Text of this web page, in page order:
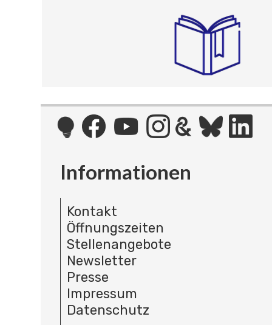
Informationen
Kontakt
Öffnungszeiten
Stellenangebote
Newsletter
Presse
Impressum
Datenschutz